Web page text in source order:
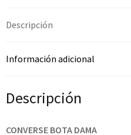
Descripción
Información adicional
Descripción
CONVERSE BOTA DAMA